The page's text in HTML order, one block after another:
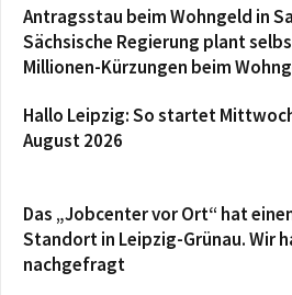
Antragsstau beim Wohngeld in
Sächsische Regierung plant
Millionen-Kürzungen beim
Hallo Leipzig: So startet
August 2026
Das „Jobcenter vor Ort“ hat
Standort in Leipzig-Grünau. Wir
nachgefragt